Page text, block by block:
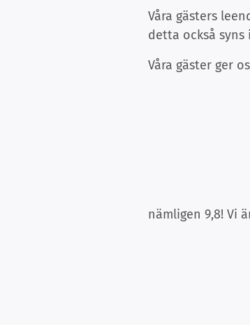
Våra gästers
detta också
Våra gäster ger
nämligen 9,8! Vi